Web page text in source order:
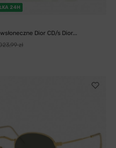
24H
Dior CD/s Dior...
zł